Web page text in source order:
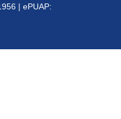
| ePUAP: